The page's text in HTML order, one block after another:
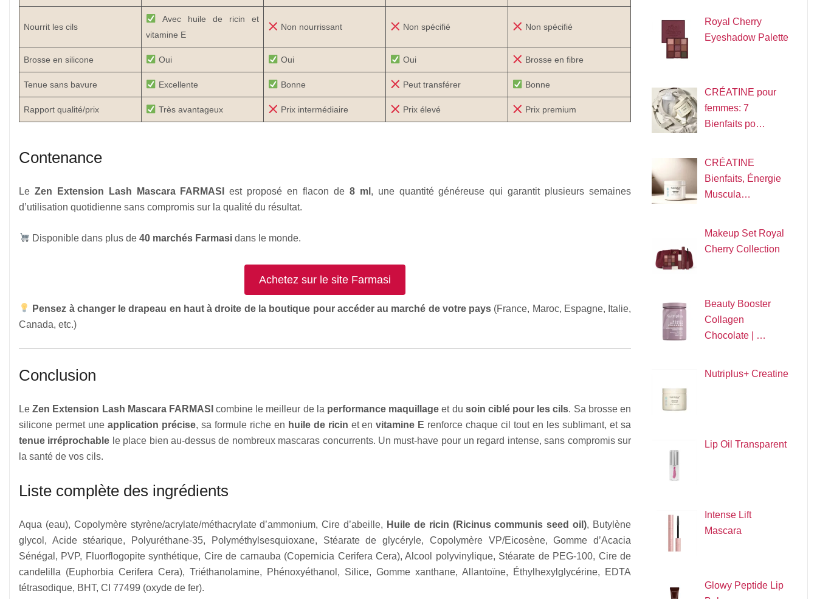
Nourrit les cils
Avec huile de ricin et
vitamine E
Non nourrissant Non spécifié Non spécifié
Brosse en silicone Oui Oui Oui Brosse en fibre
Tenue sans bavure Excellente Bonne Peut transférer Bonne
Rapport qualité/prix Très avantageux Prix intermédiaire Prix élevé Prix premium
Contenance
Le Zen Extension Lash Mascara FARMASI est proposé en flacon de 8 ml , une quantité généreuse qui garantit plusieurs semaines
d’utilisation quotidienne sans compromis sur la qualité du résultat.
Disponible dans plus de40 marchés Farmasi dans le monde.
Achetez sur le site Farmasi
Pensez à changer le drapeau en haut à droite de la boutique pour accéder au marché de votre pays (France, Maroc, Espagne, Italie,
Canada, etc.)
Conclusion
LeZen Extension Lash Mascara FARMASI combine le meilleur de la performance maquillage et du soin ciblé pour les cils. Sa brosse en
silicone permet une application précise, sa formule riche en huile de ricin et envitamine E renforce chaque cil tout en les sublimant, et sa
tenue irréprochable le place bien au-dessus de nombreux mascaras concurrents. Un must-have pour un regard intense, sans compromis sur
la santé de vos cils.
Liste complète des ingrédients
Aqua (eau), Copolymère styrène/acrylate/méthacrylate d’ammonium, Cire d’abeille, Huile de ricin (Ricinus communis seed oil), Butylène
glycol, Acide stéarique, Polyuréthane-35, Polyméthylsesquioxane, Stéarate de glycéryle, Copolymère VP/Eicosène, Gomme d’Acacia
Sénégal, PVP, Fluorflogopite synthétique, Cire de carnauba (Copernicia Cerifera Cera), Alcool polyvinylique, Stéarate de PEG-100, Cire de
candelilla (Euphorbia Cerifera Cera), Triéthanolamine, Phénoxyéthanol, Silice, Gomme xanthane, Allantoïne, Éthylhexylglycérine, EDTA
tétrasodique, BHT, CI 77499 (oxyde de fer).
Royal Cherry
Eyeshadow Palette
CRÉATINE pour
femmes: 7
Bienfaits po…
CRÉATINE
Bienfaits, Énergie
Muscula…
Makeup Set Royal
Cherry Collection
Beauty Booster
Collagen
Chocolate | …
Nutriplus+ Creatine
Lip Oil Transparent
Intense Lift
Mascara
Glowy Peptide Lip